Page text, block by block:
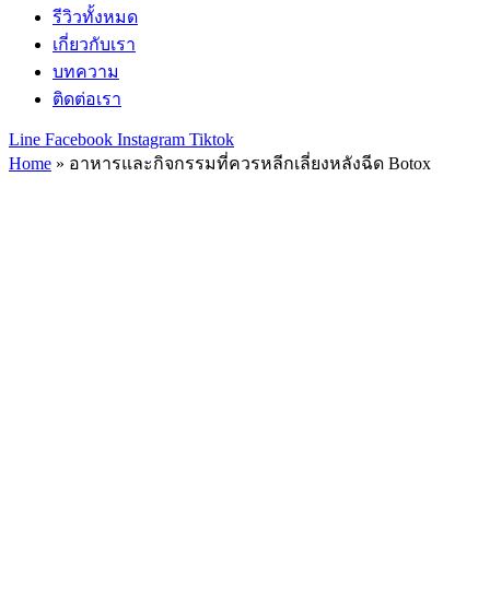
รีวิวทั้งหมด
เกี่ยวกับเรา
บทความ
ติดต่อเรา
Line Facebook Instagram Tiktok
Home » อาหารและกิจกรรมที่ควรหลีกเลี่ยงหลังฉีด Botox